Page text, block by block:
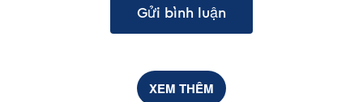
Gửi bình luận
XEM THÊM